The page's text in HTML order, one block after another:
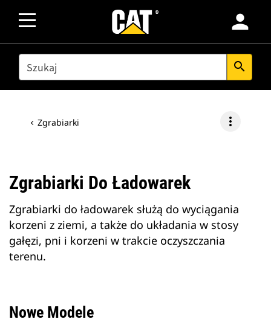
person
SEARCH search
Zgrabiarki more_vert
Zgrabiarki Do Ładowarek
Zgrabiarki do ładowarek służą do wyciągania
korzeni z ziemi, a także do układania w stosy
gałęzi, pni i korzeni w trakcie oczyszczania
terenu.
Nowe Modele